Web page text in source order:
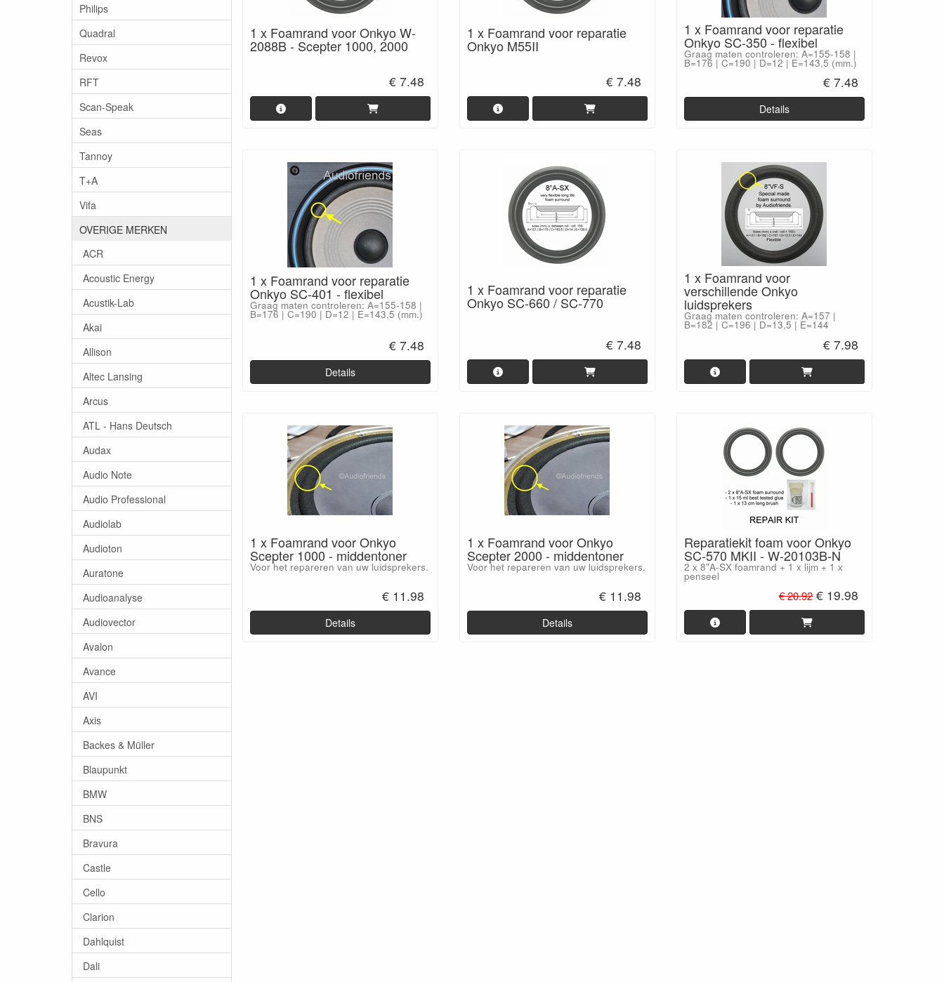
Philips
Quadral
Revox
RFT
Scan-Speak
Seas
Tannoy
T+A
Vifa
OVERIGE MERKEN
ACR
Acoustic Energy
Acustik-Lab
Akai
Allison
Altec Lansing
Arcus
ATL - Hans Deutsch
Audax
Audio Note
Audio Professional
Audiolab
Audioton
Auratone
Audioanalyse
Audiovector
Avalon
Avance
AVI
Axis
Backes & Müller
Blaupunkt
BMW
BNS
Bravura
Castle
Cello
Clarion
Dahlquist
Dali
1 x Foamrand voor Onkyo W-
2088B - Scepter 1000, 2000
€ 7.48
1 x Foamrand voor reparatie
Onkyo M55II
€ 7.48
1 x Foamrand voor reparatie
Onkyo SC-350 - flexibel
Graag maten controleren: A=155-158 |
B=176 | C=190 | D=12 | E=143,5 (mm.)
€ 7.48
Details
1 x Foamrand voor reparatie
Onkyo SC-401 - flexibel
Graag maten controleren: A=155-158 |
B=176 | C=190 | D=12 | E=143,5 (mm.)
€ 7.48
Details
1 x Foamrand voor reparatie
Onkyo SC-660 / SC-770
€ 7.48
1 x Foamrand voor
verschillende Onkyo
luidsprekers
Graag maten controleren: A=157 |
B=182 | C=196 | D=13,5 | E=144
€ 7.98
1 x Foamrand voor Onkyo
Scepter 1000 - middentoner
Voor het repareren van uw luidsprekers.
€ 11.98
Details
1 x Foamrand voor Onkyo
Scepter 2000 - middentoner
Voor het repareren van uw luidsprekers.
€ 11.98
Details
Reparatiekit foam voor Onkyo
SC-570 MKII - W-20103B-N
2 x 8"A-SX foamrand + 1 x lijm + 1 x
penseel
€ 20.92 € 19.98